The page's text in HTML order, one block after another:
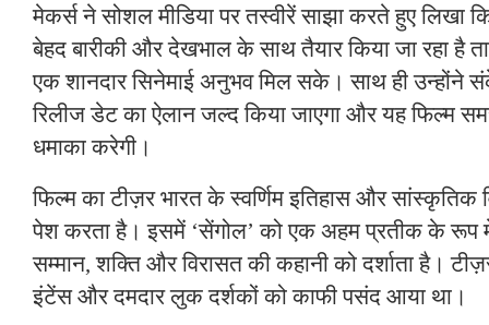
मेकर्स ने सोशल मीडिया पर तस्वीरें साझा करते हुए लिखा
बेहद बारीकी और देखभाल के साथ तैयार किया जा रहा है
एक शानदार सिनेमाई अनुभव मिल सके। साथ ही उन्होंने
रिलीज डेट का ऐलान जल्द किया जाएगा और यह फिल्म
धमाका करेगी।
फिल्म का टीज़र भारत के स्वर्णिम इतिहास और
पेश करता है। इसमें ‘सेंगोल’ को एक अहम प्रतीक के रूप में
सम्मान, शक्ति और विरासत की कहानी को दर्शाता है।
इंटेंस और दमदार लुक दर्शकों को काफी पसंद आया था।